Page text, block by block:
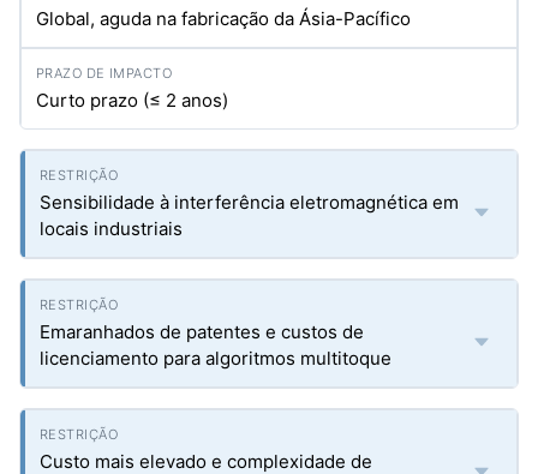
Global, aguda na fabricação da Ásia-Pacífico
Curto prazo (≤ 2 anos)
Sensibilidade à interferência eletromagnética em
locais industriais
Emaranhados de patentes e custos de
licenciamento para algoritmos multitoque
Custo mais elevado e complexidade de